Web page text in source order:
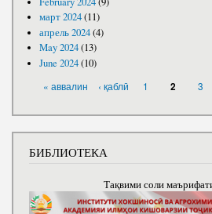
март 2024(11)
апрель 2024(4)
May 2024(13)
June 2024(10)
« аввалин ‹ қаблӣ 1 2 3
БИБЛИОТЕКА
Тақвими соли